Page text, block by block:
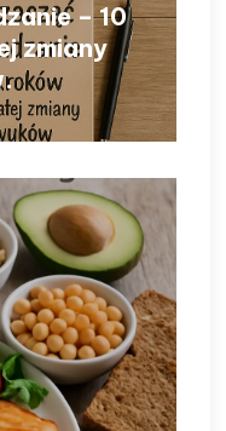
– 10
zmiany